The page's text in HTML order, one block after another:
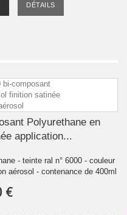
DÉTAILS
Polyurethane en
application...
- teinte ral n° 6000 - couleur
aérosol - contenance de 400ml
€